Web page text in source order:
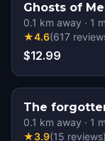
Ghosts of
0.1 km away · 1
★4.6(617
$12.99
The
0.1 km away · 1
★3.9(15 reviews)